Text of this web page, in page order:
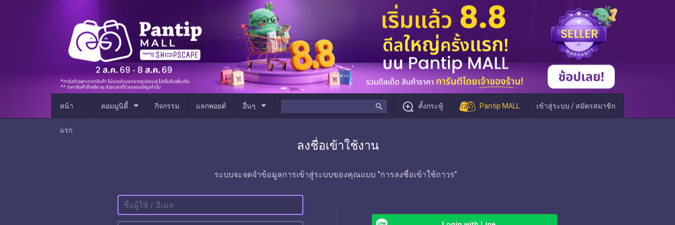
หน้า
แรก
คอมมูนิตี้ arrow_drop_down กิจกรรม แลกพอยต์ อื่นๆ arrow_drop_down search ตั้งกระทู้ Pantip MALL เข้าสู่ระบบ / สมัครสมาชิก
ลงชื่อเข้าใช้งาน
ระบบจะจดจำข้อมูลการเข้าสู่ระบบของคุณแบบ "การลงชื่อเข้าใช้ถาวร"